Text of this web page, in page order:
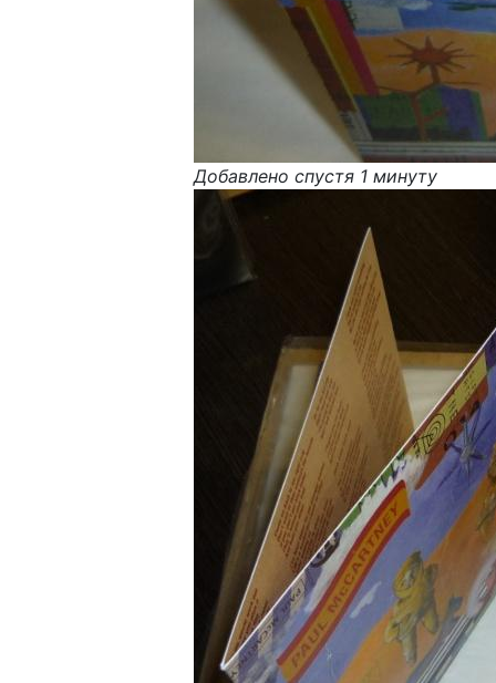
Добавлено спустя 1 минуту